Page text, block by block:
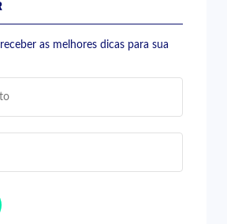
as melhores dicas para sua